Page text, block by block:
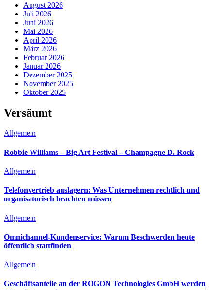
August 2026
Juli 2026
Juni 2026
Mai 2026
April 2026
März 2026
Februar 2026
Januar 2026
Dezember 2025
November 2025
Oktober 2025
Versäumt
Allgemein
Robbie Williams – Big Art Festival – Champagne D. Rock
Allgemein
Telefonvertrieb auslagern: Was Unternehmen rechtlich und
organisatorisch beachten müssen
Allgemein
Omnichannel-Kundenservice: Warum Beschwerden heute
öffentlich stattfinden
Allgemein
Geschäftsanteile an der ROGON Technologies GmbH werden